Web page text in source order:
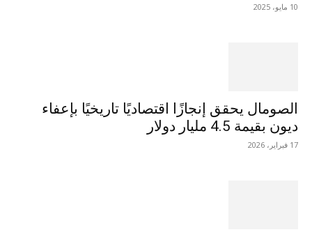
10 مايو، 2025
الصومال يحقق إنجازًا اقتصاديًا تاريخيًا بإعفاء
ديون بقيمة 4.5 مليار دولار
17 فبراير، 2026